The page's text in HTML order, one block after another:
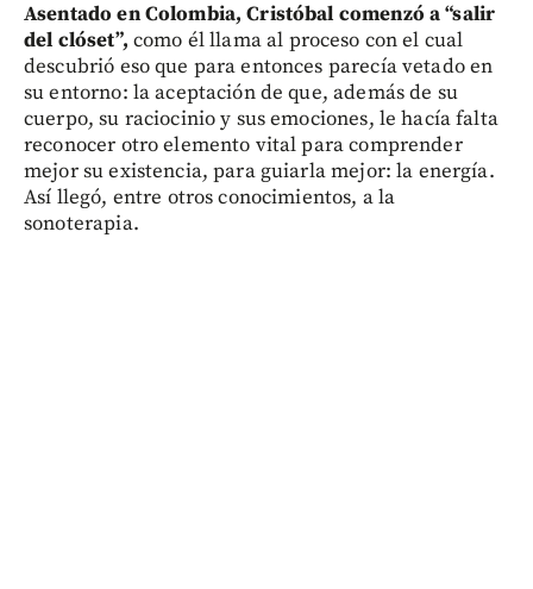
Asentado en Colombia, Cristóbal comenzó a “salir
del clóset”, como él llama al proceso con el cual
descubrió eso que para entonces parecía vetado en
su entorno: la aceptación de que, además de su
cuerpo, su raciocinio y sus emociones, le hacía falta
reconocer otro elemento vital para comprender
mejor su existencia, para guiarla mejor: la energía.
Así llegó, entre otros conocimientos, a la
sonoterapia.